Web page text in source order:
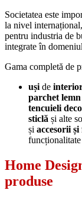
Societatea este
la nivel
pentru industria de
integrate în
Gama completă de
uși de
parchet
tencuieli
sticlă și alte
și accesorii
Home
produse